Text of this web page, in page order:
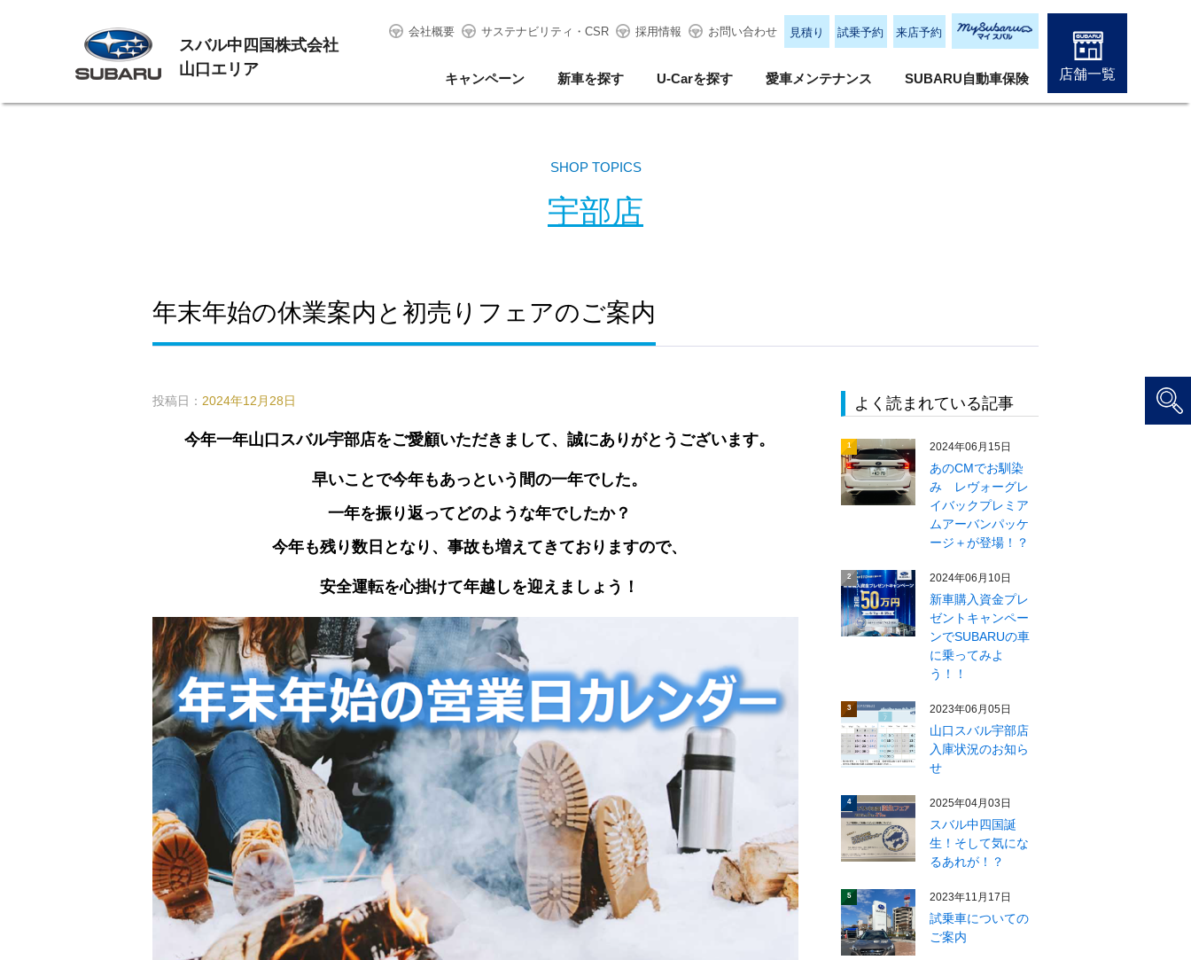
スバル中四国株式会社
山口エリア
会社概要 サステナビリティ・CSR 採用情報 お問い合わせ 見積り 試乗予約 来店予約
キャンペーン 新車を探す U-Carを探す 愛車メンテナンス SUBARU自動車保険 店舗一覧
SHOP TOPICS
宇部店
年末年始の休業案内と初売りフェアのご案内
投稿日： 2024年12月28日
今年一年山口スバル宇部店をご愛顧いただきまして、誠にありがとうございます。
早いことで今年もあっという間の一年でした。
一年を振り返ってどのような年でしたか？
今年も残り数日となり、事故も増えてきておりますので、
安全運転を心掛けて年越しを迎えましょう！
よく読まれている記事
1 2024年06月15日
あのCMでお馴染
み レヴォーグレ
イバックプレミア
ムアーバンパッケ
ージ＋が登場！？
2 2024年06月10日
新車購入資金プレ
ゼントキャンペー
ンでSUBARUの車
に乗ってみよ
う！！
3 2023年06月05日
山口スバル宇部店
入庫状況のお知ら
せ
4 2025年04月03日
スバル中四国誕
生！そして気にな
るあれが！？
5 2023年11月17日
試乗車についての
ご案内